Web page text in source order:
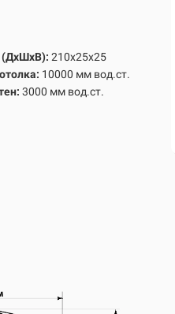
(ДхШхВ): 210х25х25
10000 мм вод.ст.
3000 мм вод.ст.